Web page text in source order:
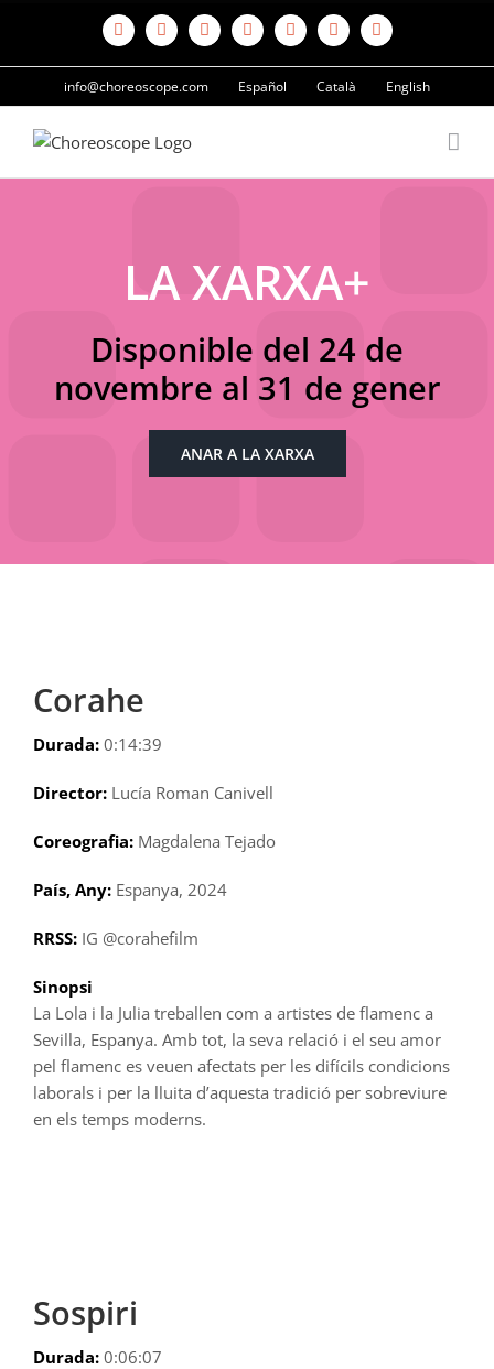
content
Facebook
X InstagramVimeoYouTubeWikipediaSpotify
info@choreoscope.com Español Català English
LA XARXA+
Disponible del 24 de
novembre al 31 de gener
ANAR A LA XARXA
Corahe
Durada: 0:14:39
Director:Lucía Roman Canivell
Coreografia:Magdalena Tejado
País, Any:Espanya, 2024
RRSS:IG @corahefilm
Sinopsi
La Lola i la Julia treballen com a artistes de flamenc a
Sevilla, Espanya. Amb tot, la seva relació i el seu amor
pel flamenc es veuen afectats per les difícils condicions
laborals i per la lluita d’aquesta tradició per sobreviure
en els temps moderns.
Sospiri
Durada: 0:06:07